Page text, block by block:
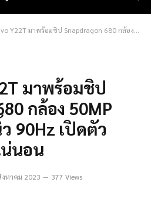
มาพร้อมชิป Snapdragon 680 กล้อง 50MP หน้าจอ 6.51 นิ้ว 90Hz เปิดตัวเร็วๆ นี้ที่ไทยแน่นอน
มาพร้อมชิป
กล้อง 50MP
90Hz เปิดตัว
นอน
งหาคม 2023 377 Views